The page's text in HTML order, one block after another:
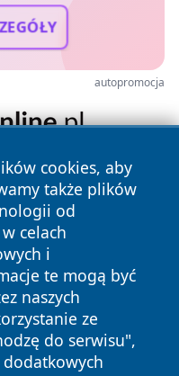
autopromocja
cookies, aby
także plików
od
celach
i
te mogą być
naszych
ze
do serwisu",
dodatkowych
prawa zastrzeżone.
Polityka
Cookies